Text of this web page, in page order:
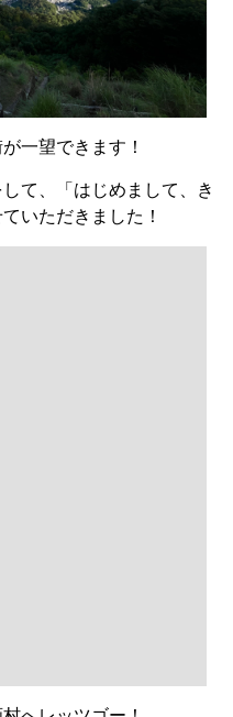
一望できます！
て、「はじめまして、き
いただきました！